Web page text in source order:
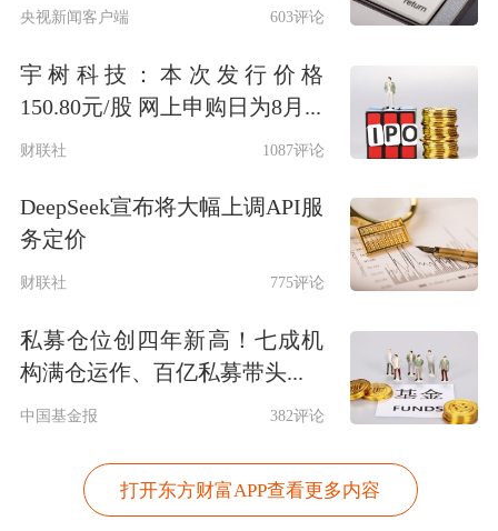
销大国，行业缺乏权威透明的定价依
据，上市碳酸锂期货可以提升碳酸锂价
与此同时，此次公布的碳酸锂合约细则
中，碳酸锂交易时段集中在日盘，而没
有夜盘交易。对此，光大期货有色研究
总监展大鹏对《华夏时报》记者表示，
广期所即将上市的碳酸锂期货是全球首
个采用实物交割的锂期货，但与大家认
知有所不同，碳酸锂属于盐类而非金属
央视新闻客户端 603评论
宇树科技：本次发行价格
150.80元/股 网上申购日为8月...
财联社 1087评论
DeepSeek宣布将大幅上调API服
务定价
财联社 775评论
私募仓位创四年新高！七成机
构满仓运作、百亿私募带头...
中国基金报 382评论
打开东方财富APP查看更多内容